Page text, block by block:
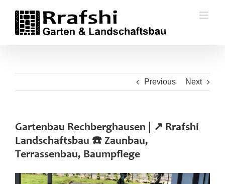
content
Previous Next
Gartenbau Rechberghausen | ↗️ Rrafshi
Landschaftsbau ☎️ Zaunbau,
Terrassenbau, Baumpflege